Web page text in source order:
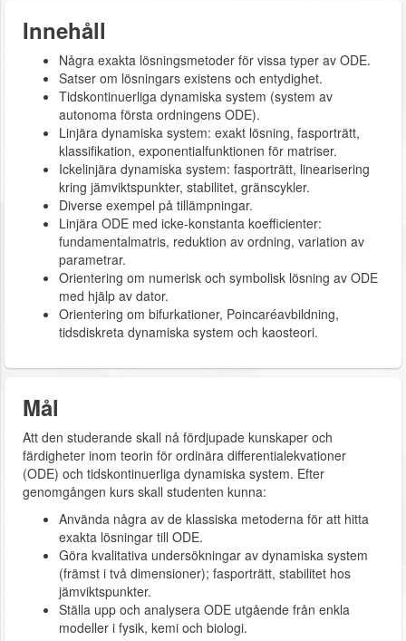
Innehåll
Några exakta lösningsmetoder för vissa typer av ODE.
Satser om lösningars existens och entydighet.
Tidskontinuerliga dynamiska system (system av
autonoma första ordningens ODE).
Linjära dynamiska system: exakt lösning, fasporträtt,
klassifikation, exponentialfunktionen för matriser.
Ickelinjära dynamiska system: fasporträtt, linearisering
kring jämviktspunkter, stabilitet, gränscykler.
Diverse exempel på tillämpningar.
Linjära ODE med icke-konstanta koefficienter:
fundamentalmatris, reduktion av ordning, variation av
parametrar.
Orientering om numerisk och symbolisk lösning av ODE
med hjälp av dator.
Orientering om bifurkationer, Poincaréavbildning,
tidsdiskreta dynamiska system och kaosteori.
Mål
Att den studerande skall nå fördjupade kunskaper och
färdigheter inom teorin för ordinära differentialekvationer
(ODE) och tidskontinuerliga dynamiska system. Efter
genomgången kurs skall studenten kunna:
Använda några av de klassiska metoderna för att hitta
exakta lösningar till ODE.
Göra kvalitativa undersökningar av dynamiska system
(främst i två dimensioner); fasporträtt, stabilitet hos
jämviktspunkter.
Ställa upp och analysera ODE utgående från enkla
modeller i fysik, kemi och biologi.